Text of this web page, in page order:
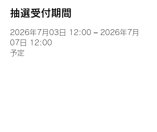
抽選受付期間
2026年7月03日 12:00 – 2026年7月
07日 12:00
予定